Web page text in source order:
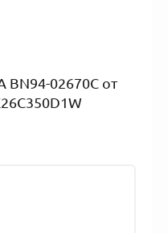
BN94-02670C от